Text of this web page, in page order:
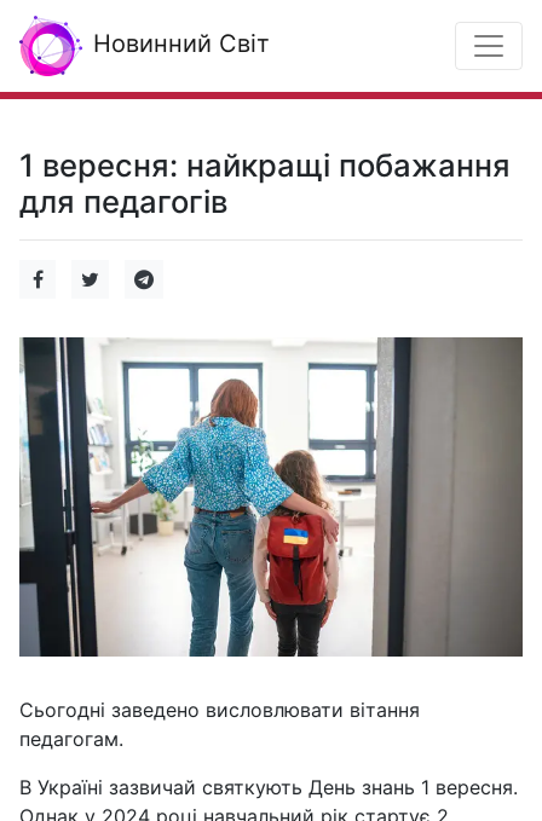
Новинний Світ
1 вересня: найкращі побажання
для педагогів
Сьогодні заведено висловлювати вітання
педагогам.
В Україні зазвичай святкують День знань 1 вересня.